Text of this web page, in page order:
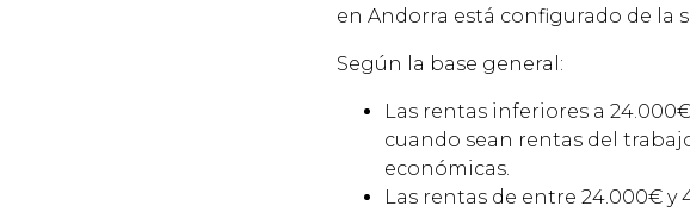
en Andorra está configurado de la
Según la base general:
Las rentas inferiores a
cuando sean rentas del
económicas.
Las rentas de entre 24.000€